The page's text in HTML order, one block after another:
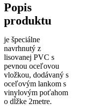
Popis
produktu
je špeciálne
navrhnutý z
lisovanej PVC s
pevnou oceľovou
vložkou, dodávaný s
oceľovým lankom s
vinylovým poťahom
o dĺžke 2metre.